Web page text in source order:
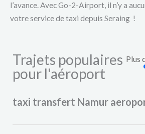
l’avance. Avec Go-2-Airport, il n’y a
votre service de taxi depuis Seraing !
Trajets populaires
pour l'aéroport​
Plus
taxi transfert Namur